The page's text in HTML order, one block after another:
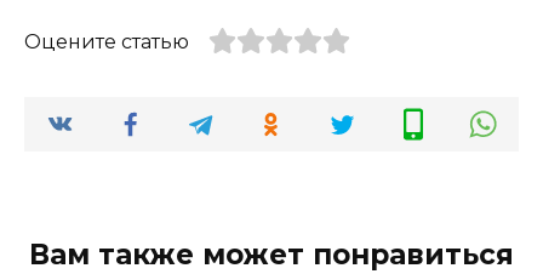
Оцените статью
Вам также может понравиться